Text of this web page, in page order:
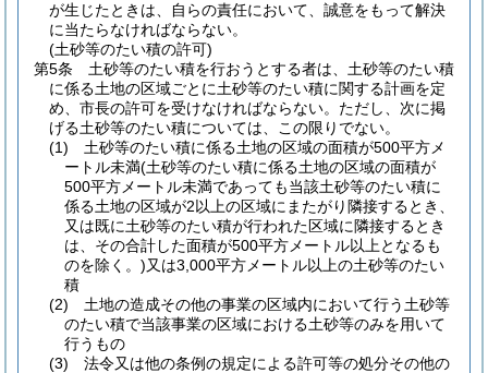
が生じたときは、自らの責任において、誠意をもって解決
に当たらなければならない。
(土砂等のたい積の許可)
第5条
土砂等のたい積を行おうとする者は、土砂等のたい積
に係る土地の区域ごとに土砂等のたい積に関する計画を定
め、市長の許可を受けなければならない。 ただし、次に掲
げる土砂等のたい積については、この限りでない。
(1)
土砂等のたい積に係る土地の区域の面積が500平方メ
ートル未満(土砂等のたい積に係る土地の区域の面積が
500平方メートル未満であっても当該土砂等のたい積に
係る土地の区域が2以上の区域にまたがり隣接するとき、
又は既に土砂等のたい積が行われた区域に隣接するとき
は、その合計した面積が500平方メートル以上となるも
のを除く。)又は3,000平方メートル以上の土砂等のたい
積
(2)
土地の造成その他の事業の区域内において行う土砂等
のたい積で当該事業の区域における土砂等のみを用いて
行うもの
(3)
法令又は他の条例の規定による許可等の処分その他の